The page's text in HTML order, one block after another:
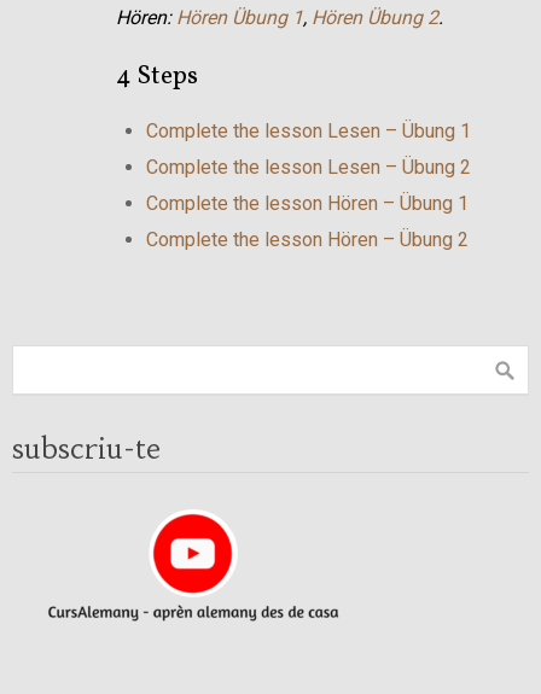
Hören: Hören Übung 1, Hören Übung 2.
4 Steps
Complete the lesson Lesen – Übung 1
Complete the lesson Lesen – Übung 2
Complete the lesson Hören – Übung 1
Complete the lesson Hören – Übung 2
subscriu-te